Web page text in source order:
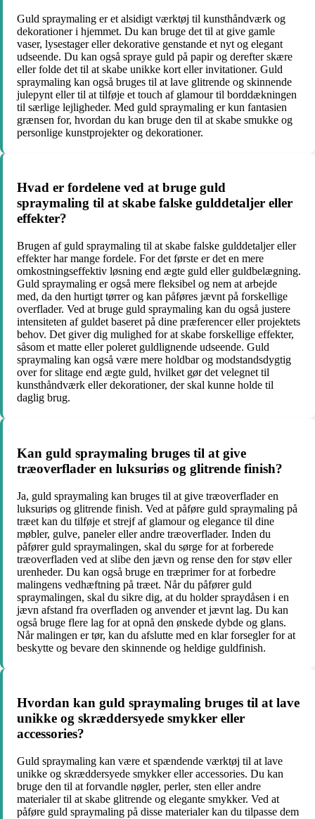
Guld spraymaling er et alsidigt værktøj til kunsthåndværk og
dekorationer i hjemmet. Du kan bruge det til at give gamle
vaser, lysestager eller dekorative genstande et nyt og elegant
udseende. Du kan også spraye guld på papir og derefter skære
eller folde det til at skabe unikke kort eller invitationer. Guld
spraymaling kan også bruges til at lave glitrende og skinnende
julepynt eller til at tilføje et touch af glamour til borddækningen
til særlige lejligheder. Med guld spraymaling er kun fantasien
grænsen for, hvordan du kan bruge den til at skabe smukke og
personlige kunstprojekter og dekorationer.
Hvad er fordelene ved at bruge guld
spraymaling til at skabe falske gulddetaljer eller
effekter?
Brugen af guld spraymaling til at skabe falske gulddetaljer eller
effekter har mange fordele. For det første er det en mere
omkostningseffektiv løsning end ægte guld eller guldbelægning.
Guld spraymaling er også mere fleksibel og nem at arbejde
med, da den hurtigt tørrer og kan påføres jævnt på forskellige
overflader. Ved at bruge guld spraymaling kan du også justere
intensiteten af guldet baseret på dine præferencer eller projektets
behov. Det giver dig mulighed for at skabe forskellige effekter,
såsom et matte eller poleret guldlignende udseende. Guld
spraymaling kan også være mere holdbar og modstandsdygtig
over for slitage end ægte guld, hvilket gør det velegnet til
kunsthåndværk eller dekorationer, der skal kunne holde til
daglig brug.
Kan guld spraymaling bruges til at give
træoverflader en luksuriøs og glitrende finish?
Ja, guld spraymaling kan bruges til at give træoverflader en
luksuriøs og glitrende finish. Ved at påføre guld spraymaling på
træet kan du tilføje et strejf af glamour og elegance til dine
møbler, gulve, paneler eller andre træoverflader. Inden du
påfører guld spraymalingen, skal du sørge for at forberede
træoverfladen ved at slibe den jævn og rense den for støv eller
urenheder. Du kan også bruge en træprimer for at forbedre
malingens vedhæftning på træet. Når du påfører guld
spraymalingen, skal du sikre dig, at du holder spraydåsen i en
jævn afstand fra overfladen og anvender et jævnt lag. Du kan
også bruge flere lag for at opnå den ønskede dybde og glans.
Når malingen er tør, kan du afslutte med en klar forsegler for at
beskytte og bevare den skinnende og heldige guldfinish.
Hvordan kan guld spraymaling bruges til at lave
unikke og skræddersyede smykker eller
accessories?
Guld spraymaling kan være et spændende værktøj til at lave
unikke og skræddersyede smykker eller accessories. Du kan
bruge den til at forvandle nøgler, perler, sten eller andre
materialer til at skabe glitrende og elegante smykker. Ved at
påføre guld spraymaling på disse materialer kan du tilpasse dem